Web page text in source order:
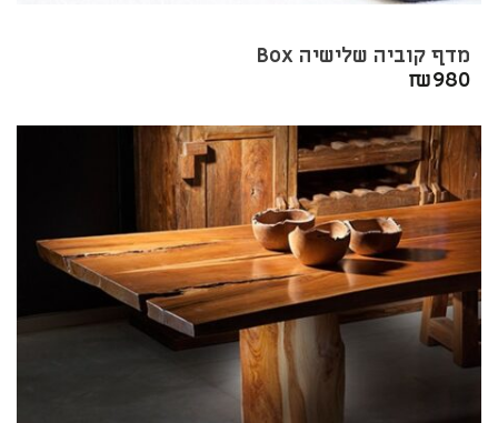
מדף קוביה שלישיה Box
₪980